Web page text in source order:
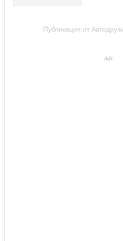
Публикация от
Ads